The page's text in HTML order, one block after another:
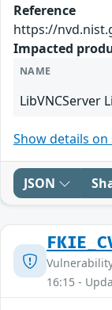
Reference
https://
Impacted
NAME
LibVNCServer
Show details
JSON
16:15 -